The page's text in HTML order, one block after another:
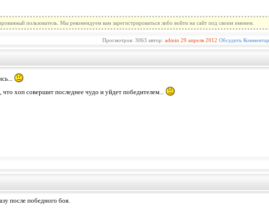
пользователь. Мы рекомендуем вам зарегистрироваться либо войти на сайт под своим именем.
Просмотров: 3063 автор: admin 29 апреля 2012 Обсудить
что хоп совершит последнее чудо и уйдет победителем...
после победного боя.